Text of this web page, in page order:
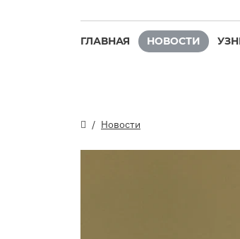
ГЛАВНАЯ НОВОСТИ
Новости